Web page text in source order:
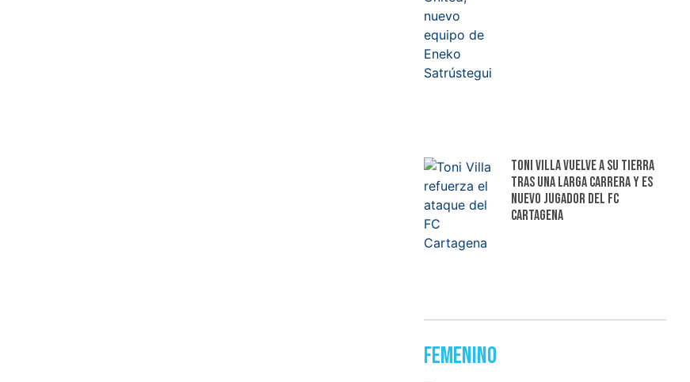
Toni Villa vuelve a su tierra
tras una larga carrera y es
nuevo jugador del FC
Cartagena
Femenino